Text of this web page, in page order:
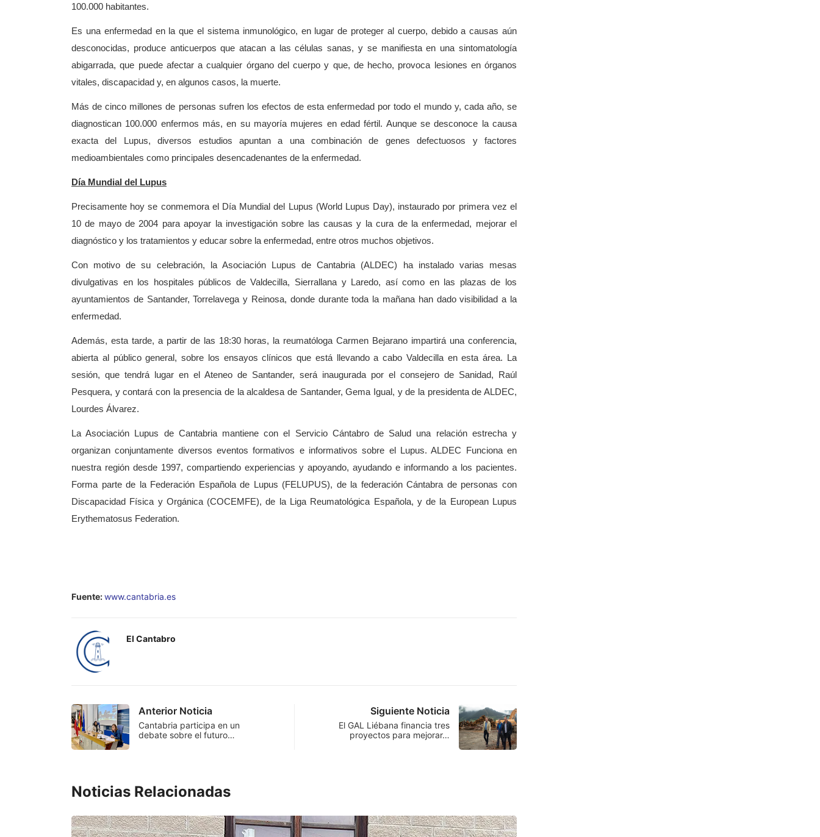
100.000 habitantes.
Es una enfermedad en la que el sistema inmunológico, en lugar de proteger al cuerpo, debido a causas aún
desconocidas, produce anticuerpos que atacan a las células sanas, y se manifiesta en una sintomatología
abigarrada, que puede afectar a cualquier órgano del cuerpo y que, de hecho, provoca lesiones en órganos
vitales, discapacidad y, en algunos casos, la muerte.
Más de cinco millones de personas sufren los efectos de esta enfermedad por todo el mundo y, cada año, se
diagnostican 100.000 enfermos más, en su mayoría mujeres en edad fértil. Aunque se desconoce la causa
exacta del Lupus, diversos estudios apuntan a una combinación de genes defectuosos y factores
medioambientales como principales desencadenantes de la enfermedad.
Día Mundial del Lupus
Precisamente hoy se conmemora el Día Mundial del Lupus (World Lupus Day), instaurado por primera vez el
10 de mayo de 2004 para apoyar la investigación sobre las causas y la cura de la enfermedad, mejorar el
diagnóstico y los tratamientos y educar sobre la enfermedad, entre otros muchos objetivos.
Con motivo de su celebración, la Asociación Lupus de Cantabria (ALDEC) ha instalado varias mesas
divulgativas en los hospitales públicos de Valdecilla, Sierrallana y Laredo, así como en las plazas de los
ayuntamientos de Santander, Torrelavega y Reinosa, donde durante toda la mañana han dado visibilidad a la
enfermedad.
Además, esta tarde, a partir de las 18:30 horas, la reumatóloga Carmen Bejarano impartirá una conferencia,
abierta al público general, sobre los ensayos clínicos que está llevando a cabo Valdecilla en esta área. La
sesión, que tendrá lugar en el Ateneo de Santander, será inaugurada por el consejero de Sanidad, Raúl
Pesquera, y contará con la presencia de la alcaldesa de Santander, Gema Igual, y de la presidenta de ALDEC,
Lourdes Álvarez.
La Asociación Lupus de Cantabria mantiene con el Servicio Cántabro de Salud una relación estrecha y
organizan conjuntamente diversos eventos formativos e informativos sobre el Lupus. ALDEC Funciona en
nuestra región desde 1997, compartiendo experiencias y apoyando, ayudando e informando a los pacientes.
Forma parte de la Federación Española de Lupus (FELUPUS), de la federación Cántabrade personas con
Discapacidad Física y Orgánica (COCEMFE), de
la Liga Reumatológica Española, y de la European Lupus
Erythematosus Federation.
Fuente:www.cantabria.es
El Cantabro
Anterior Noticia
Cantabria participa en un
debate sobre el futuro…
Siguiente Noticia
El GAL Liébana financia tres
proyectos para mejorar…
Noticias Relacionadas